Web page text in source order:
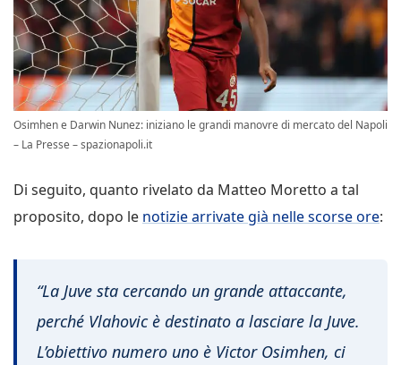
Osimhen e Darwin Nunez: iniziano le grandi manovre di mercato del Napoli
– La Presse – spazionapoli.it
Di seguito, quanto rivelato da Matteo Moretto a tal
proposito, dopo le notizie arrivate già nelle scorse ore:
“La Juve sta cercando un grande attaccante,
perché Vlahovic è destinato a lasciare la Juve.
L’obiettivo numero uno è Victor Osimhen, ci